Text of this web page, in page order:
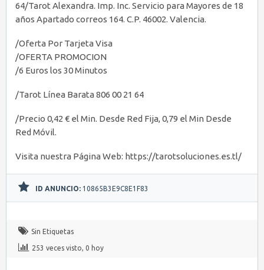
64/Tarot Alexandra. Imp. Inc. Servicio para Mayores de 18
años Apartado correos 164. C.P. 46002. Valencia.
/Oferta Por Tarjeta Visa
/OFERTA PROMOCION
/6 Euros los 30 Minutos
/Tarot Línea Barata 806 00 21 64
/Precio 0,42 € el Min. Desde Red Fija, 0,79 el Min Desde
Red Móvil.
Visita nuestra Página Web: https://tarotsoluciones.es.tl/
ID ANUNCIO: 10865B3E9C8E1F83
Sin Etiquetas
253 veces visto, 0 hoy